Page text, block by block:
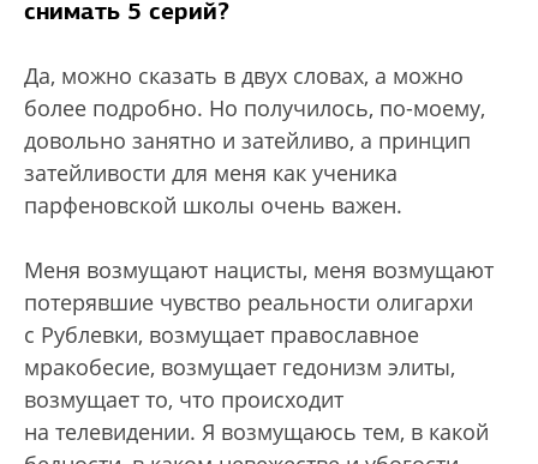
снимать 5 серий?
Да, можно сказать в двух словах, а можно
более подробно. Но получилось, по-моему,
довольно занятно и затейливо, а принцип
затейливости для меня как ученика
парфеновской школы очень важен.
Меня возмущают нацисты, меня возмущают
потерявшие чувство реальности олигархи
с Рублевки, возмущает православное
мракобесие, возмущает гедонизм элиты,
возмущает то, что происходит
на телевидении. Я возмущаюсь тем, в какой